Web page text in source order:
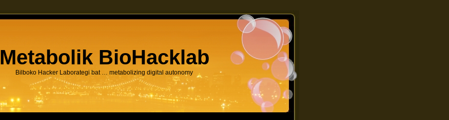
Metabolik BioHacklab
Bilboko Hacker Laborategi bat … metabolizing digital autonomy